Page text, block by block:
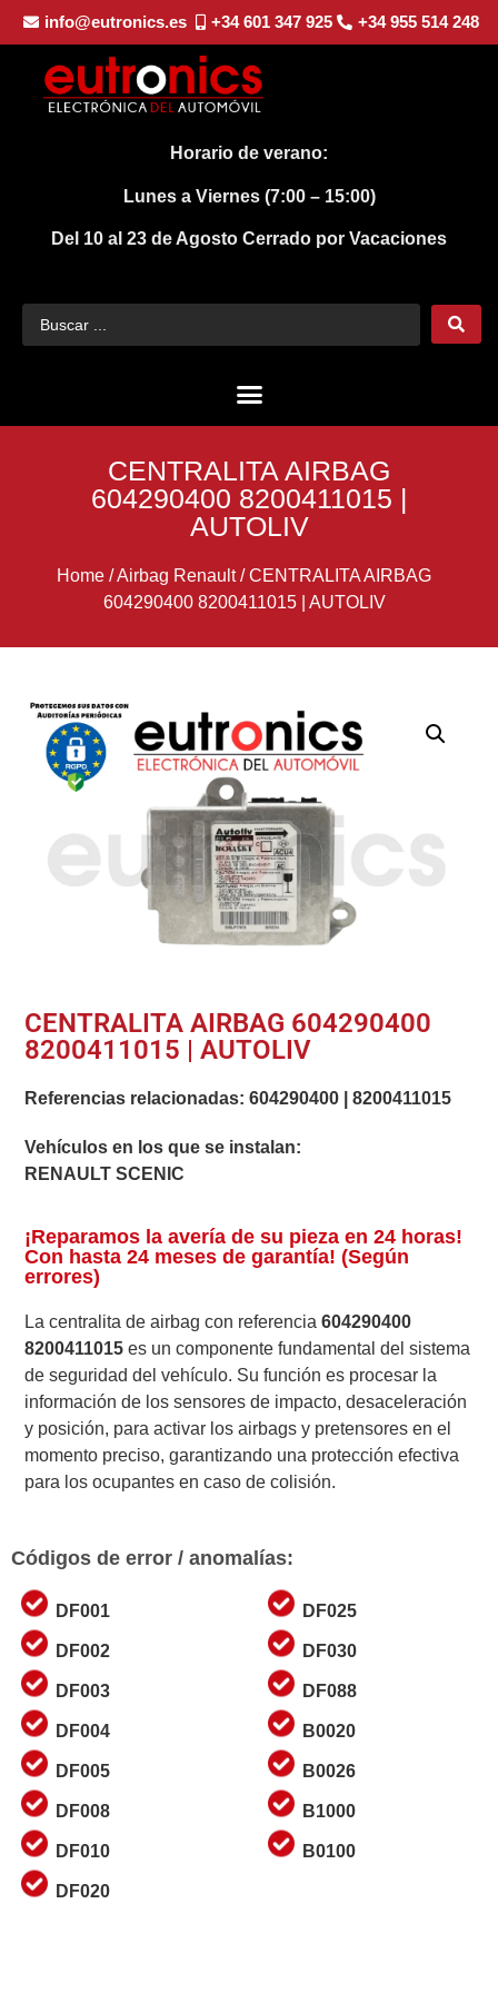
info@eutronics.es +34 601 347 925 +34 955 514 248
Horario de verano:
Lunes a Viernes (7:00 – 15:00)
Del 10 al 23 de Agosto Cerrado por Vacaciones
CENTRALITA AIRBAG
604290400 8200411015 |
AUTOLIV
Home /Airbag Renault/CENTRALITA AIRBAG
604290400 8200411015 | AUTOLIV
CENTRALITA AIRBAG 604290400
8200411015 | AUTOLIV
Referencias relacionadas:604290400 |8200411015
Vehículos en los que se instalan:
RENAULT SCENIC
¡Reparamos la avería de su pieza en 24 horas!
Con hasta 24 meses de garantía! (Según
errores)
La centralita de airbag con referencia604290400
8200411015 es un componente fundamental del sistema
de seguridad del vehículo. Su función es procesar la
información de los sensores de impacto, desaceleración
y posición, para activar los airbags y pretensores en el
momento preciso, garantizando una protección efectiva
para los ocupantes en caso de colisión.
Códigos de error / anomalías:
DF001
DF002
DF003
DF004
DF005
DF008
DF010
DF020
DF025
DF030
DF088
B0020
B0026
B1000
B0100